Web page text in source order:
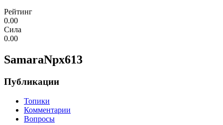
Рейтинг
0.00
Сила
0.00
SamaraNpx613
Публикации
Топики
Комментарии
Вопросы